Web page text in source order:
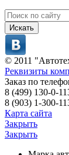
Искать
© 2011
Реквизиты
Заказ по
8 (499) 130-0-
8 (903) 1-300-
Карта сайта
Закрыть
Закрыть